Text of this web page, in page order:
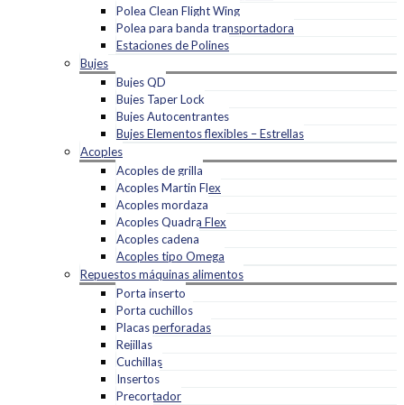
Polea Clean Flight Wing
Polea para banda transportadora
Estaciones de Polines
Bujes
Bujes QD
Bujes Taper Lock
Bujes Autocentrantes
Bujes Elementos flexibles – Estrellas
Acoples
Acoples de grilla
Acoples Martin Flex
Acoples mordaza
Acoples Quadra Flex
Acoples cadena
Acoples tipo Omega
Repuestos máquinas alimentos
Porta inserto
Porta cuchillos
Placas perforadas
Rejillas
Cuchillas
Insertos
Precortador